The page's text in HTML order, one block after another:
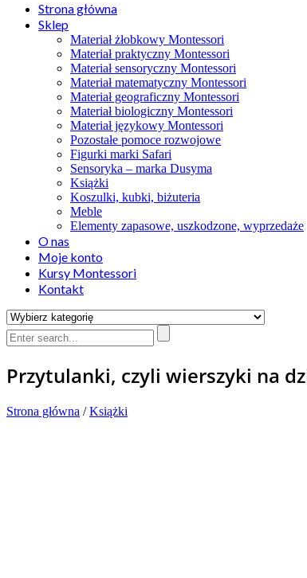
Strona główna
Sklep
Materiał żłobkowy Montessori
Materiał praktyczny Montessori
Materiał sensoryczny Montessori
Materiał matematyczny Montessori
Materiał geograficzny Montessori
Materiał biologiczny Montessori
Materiał językowy Montessori
Pozostałe pomoce rozwojowe
Figurki marki Safari
Sensoryka – marka Dusyma
Książki
Koszulki, kubki, biżuteria
Meble
Elementy zapasowe, uszkodzone, wyprzedaże
O nas
Moje konto
Kursy Montessori
Kontakt
Przytulanki, czyli wierszyki na
Strona główna /Książki